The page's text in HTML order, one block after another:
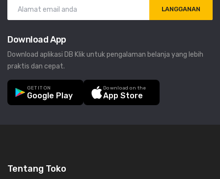
LANGGANAN
Download App
Download aplikasi DB Klik untuk pengalaman belanja yang lebih
praktis dan cepat.
GET IT ON
Google Play
Download on the
App Store
Tentang Toko